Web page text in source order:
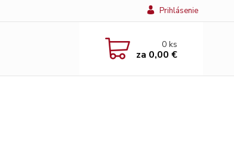
Prihlásenie
0ks
za 0,00 €